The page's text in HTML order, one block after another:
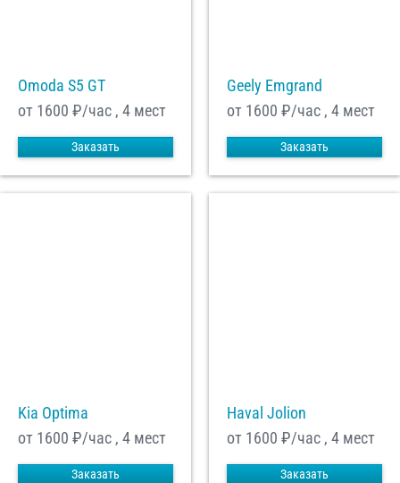
Omoda S5 GT
от 1600 ₽/час , 4 мест
Заказать
Geely Emgrand
от 1600 ₽/час , 4 мест
Заказать
Kia Optima
от 1600 ₽/час , 4 мест
Заказать
Haval Jolion
от 1600 ₽/час , 4 мест
Заказать